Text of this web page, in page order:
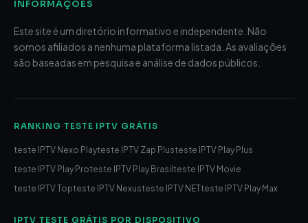
INFORMAÇÕES
Este site é um diretório informativo e independente. Não
somos afiliados a nenhuma plataforma listada. As avaliações
são baseadas em pesquisa e análise de dados públicos.
RANKING TESTE IPTV GRÁTIS
teste IPTV Nexo Playteste IPTV Zap Plusteste IPTV Play Plus
teste IPTV Play Proteste IPTV Play Brasil teste IPTV Movie
teste IPTV Topteste IPTV Nexusteste IPTV NETteste IPTV Play Max
IPTV TESTE GRÁTIS POR DISPOSITIVO